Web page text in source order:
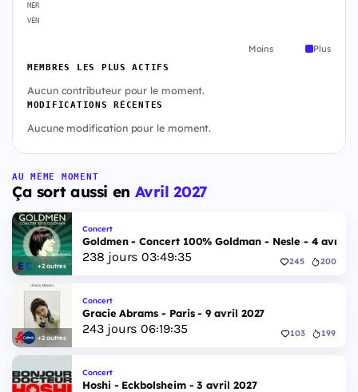
MER
VEN
Moins Plus
MEMBRES LES PLUS ACTIFS
Aucun contributeur pour le moment.
MODIFICATIONS RÉCENTES
Aucune modification pour le moment.
AU MÊME MOMENT
Ça sort aussi en Avril 2027
+2 autres
Concert
Goldmen - Concert 100% Goldman - Nesle - 4 avril
238 jours 03:49:34 245 200
+2 autres
Concert
Gracie Abrams - Paris - 9 avril 2027
243jours 06:19:34 103 199
Concert
Hoshi - Eckbolsheim - 3 avril 2027